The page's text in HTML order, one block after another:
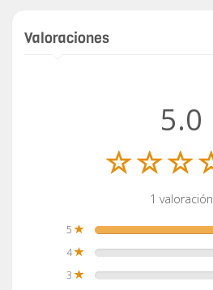
Valoraciones
5.0
1 valoración
5
4
3